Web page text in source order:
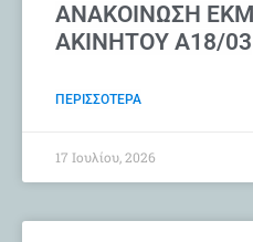
ΑΝΑΚΟΙΝΩΣΗ
ΑΚΙΝΗΤΟΥ Α18/03
ΠΕΡΙΣΣΟΤΕΡΑ
17 Ιουλίου, 2026